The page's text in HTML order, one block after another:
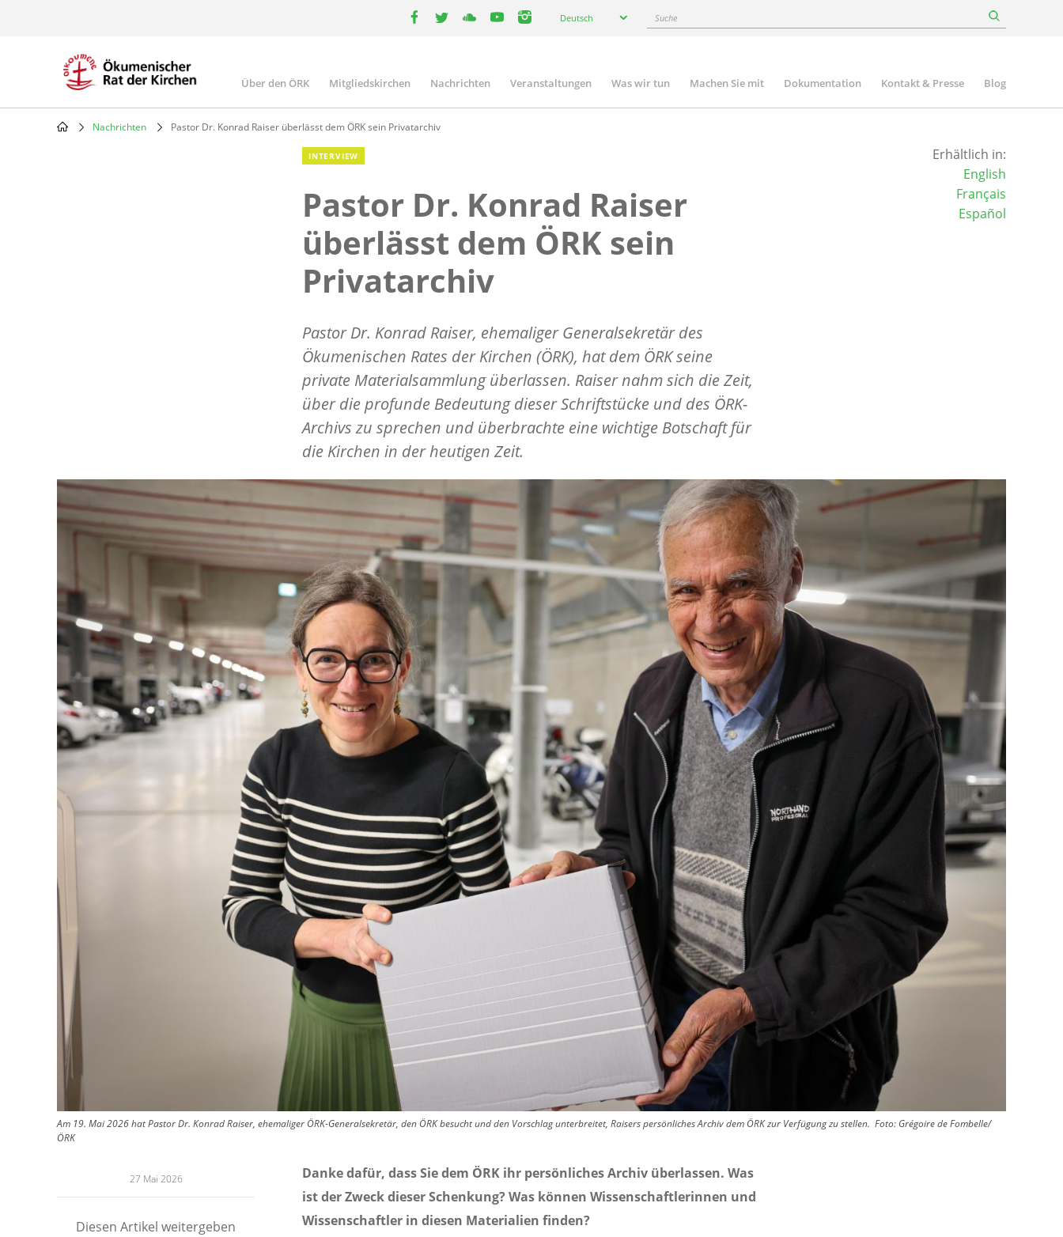
Deutsch Suche
Main
navigation
Über den ÖRK Mitgliedskirchen Nachrichten Veranstaltungen Was wir tun Machen Sie mit Dokumentation Kontakt & Presse Blog
Nachrichten Pastor Dr. Konrad Raiser überlässt dem ÖRK sein Privatarchiv
INTERVIEW
Pastor Dr. Konrad Raiser
überlässt dem ÖRK sein
Privatarchiv
Pastor Dr. Konrad Raiser, ehemaliger Generalsekretär des
Ökumenischen Rates der Kirchen (ÖRK), hat dem ÖRK seine
private Materialsammlung überlassen. Raiser nahm sich die Zeit,
über die profunde Bedeutung dieser Schriftstücke und des ÖRK-
Archivs zu sprechen und überbrachte eine wichtige Botschaft für
die Kirchen in der heutigen Zeit.
Erhältlich in:
English
Français
Español
Image
Am 19. Mai 2026 hat Pastor Dr. Konrad Raiser, ehemaliger ÖRK-Generalsekretär, den ÖRK besucht und den Vorschlag unterbreitet, Raisers persönliches Archiv dem ÖRK zur Verfügung zu stellen. Foto: Grégoire de Fombelle/
ÖRK
27 Mai 2026
Diesen Artikel weitergeben
Danke dafür, dass Sie dem ÖRK ihr persönliches Archiv überlassen. Was
ist der Zweck dieser Schenkung? Was können Wissenschaftlerinnen und
Wissenschaftler in diesen Materialien finden?